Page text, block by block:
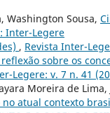
Washington Sousa,
Inter-Legere
, Revista Inter-
sobre os
Legere: v. 7 n. 41
Moreira de
atual contexto